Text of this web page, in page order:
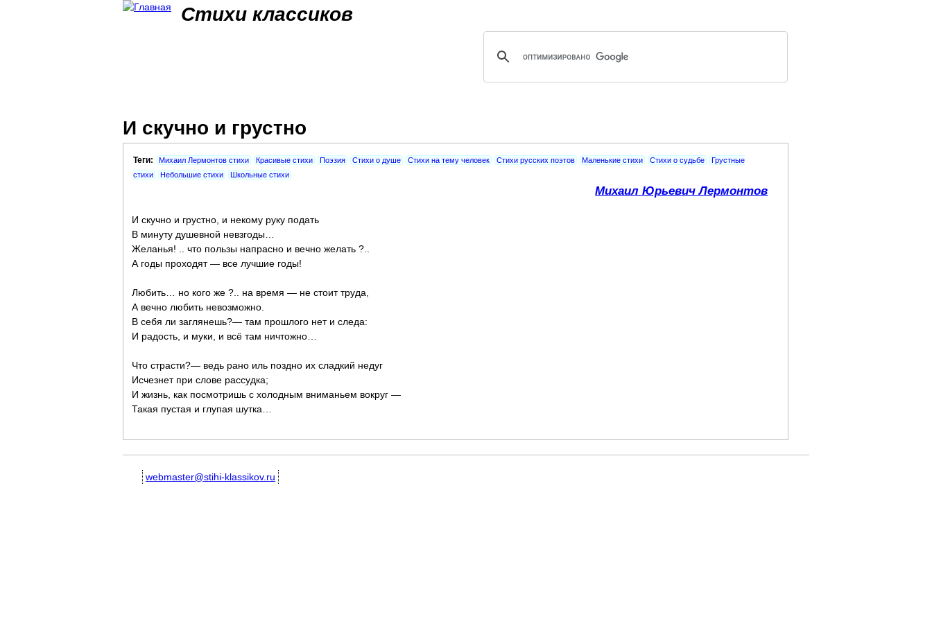
Стихи классиков
И скучно и грустно
Теги: Михаил Лермонтов стихи Красивые стихи Поэзия Стихи о душе Стихи на тему человек Стихи русских поэтов Маленькие стихи Стихи о судьбе
Грустные
стихи
Небольшие стихи Школьные стихи
Михаил Юрьевич Лермонтов
И скучно и грустно, и некому руку подать
В минуту душевной невзгоды…
Желанья! .. что пользы напрасно и вечно желать ?..
А годы проходят — все лучшие годы!
Любить… но кого же ?.. на время — не стоит труда,
А вечно любить невозможно.
В себя ли заглянешь?— там прошлого нет и следа:
И радость, и муки, и всё там ничтожно…
Что страсти?— ведь рано иль поздно их сладкий недуг
Исчезнет при слове рассудка;
И жизнь, как посмотришь с холодным вниманьем вокруг —
Такая пустая и глупая шутка…
webmaster@stihi-klassikov.ru